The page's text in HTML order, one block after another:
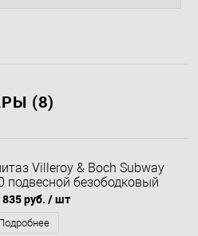
(8)
Villeroy & Boch Subway
подвесной безободковый
руб. / шт